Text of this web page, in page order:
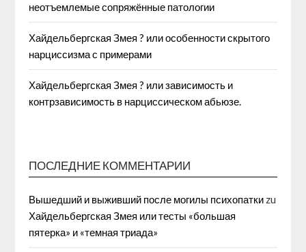
неотъемлемые сопряжённые патологии
Хайдельбергская Змея ? или особенности скрытого
нарциссизма с примерами
Хайдельбергская Змея ? или зависимость и
контрзависимость в нарциссическом абьюзе.
ПОСЛЕДНИЕ КОММЕНТАРИИ
Вышедший и выживший после могилы психопатки zu
Хайдельбергская Змея или тесты «большая
пятерка» и «темная триада»